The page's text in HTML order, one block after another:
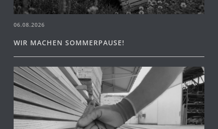
06.08.2026
WIR MACHEN SOMMERPAUSE!